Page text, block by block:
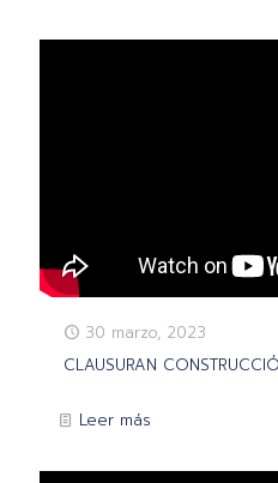
30 marzo, 2023
CLAUSURAN
Leer más